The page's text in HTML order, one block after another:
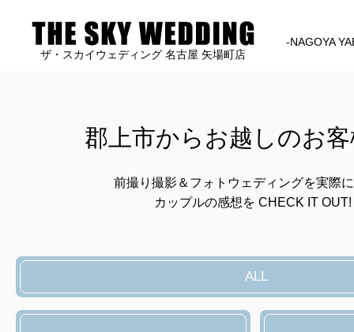
ザ・スカイウェディング 名古屋 矢場町店
-NAGOYA
郡上市からお越しのお
前撮り撮影＆フォトウェディングを実際
カップルの感想を CHECK IT OUT!
ALL